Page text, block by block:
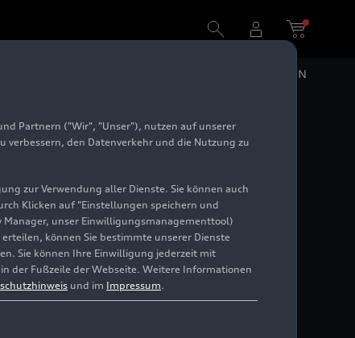
EN
Partnern ("Wir", "Unser"), nutzen auf unserer
verbessern, den Datenverkehr und die Nutzung zu
zur Verwendung aller Dienste. Sie können auch
Klicken auf "Einstellungen speichern und
Manager, unser Einwilligungsmanagementtool)
können Sie bestimmte unserer Dienste
Sie können Ihre Einwilligung jederzeit mit
der Fußzeile der Webseite. Weitere Informationen
und im Impressum.